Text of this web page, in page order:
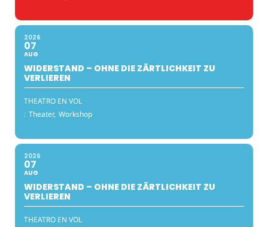
2026
07
AUG
WIDERSTAND – OHNE DIE ZÄRTLICHKEIT ZU
VERLIEREN
THEATRO EN VOL
: Theater, Workshop
2026
07
AUG
WIDERSTAND – OHNE DIE ZÄRTLICHKEIT ZU
VERLIEREN
THEATRO EN VOL